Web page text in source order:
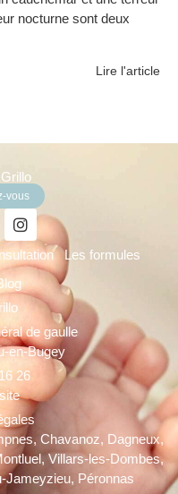
nocturne sont deux
Lire l'article
vous
Les formules
de gaulle
en-Bugey
26
Chavanoz, Dagneux,
Villars-les-Dombes,
Jameyzieu, Péronnas